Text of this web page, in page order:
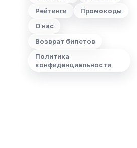
Рейтинги
Промокоды
О нас
Возврат билетов
Политика
конфиденциальности